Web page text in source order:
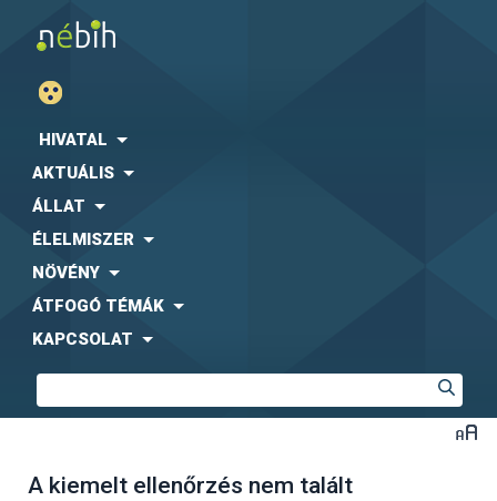
HIVATAL
AKTUÁLIS
ÁLLAT
ÉLELMISZER
NÖVÉNY
ÁTFOGÓ TÉMÁK
KAPCSOLAT
A kiemelt ellenőrzés nem talált